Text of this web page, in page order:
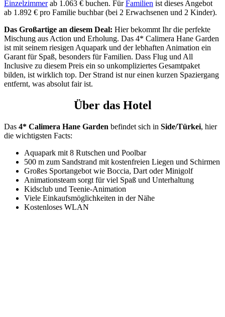
Einzelzimmerab 1.063 € buchen. FürFamilien ist dieses Angebot
ab 1.892 € pro Familie buchbar (bei 2 Erwachsenen und 2 Kinder).
Das Großartige an diesem Deal: Hier bekommt Ihr die perfekte
Mischung aus Action und Erholung. Das 4* Calimera Hane Garden
ist mit seinem riesigen Aquapark und der lebhaften Animation ein
Garant für Spaß, besonders für Familien. Dass Flug und All
Inclusive zu diesem Preis ein so unkompliziertes Gesamtpaket
bilden, ist wirklich top. Der Strand ist nur einen kurzen Spaziergang
entfernt, was absolut fair ist.
Über das Hotel
Das 4* Calimera Hane Garden befindet sich in Side/Türkei, hier
die wichtigsten Facts:
Aquapark mit 8 Rutschen und Poolbar
500 m zum Sandstrand mit kostenfreien Liegen und Schirmen
Großes Sportangebot wie Boccia, Dart oder Minigolf
Animationsteam sorgt für viel Spaß und Unterhaltung
Kidsclub und Teenie-Animation
Viele Einkaufsmöglichkeiten in der Nähe
Kostenloses WLAN